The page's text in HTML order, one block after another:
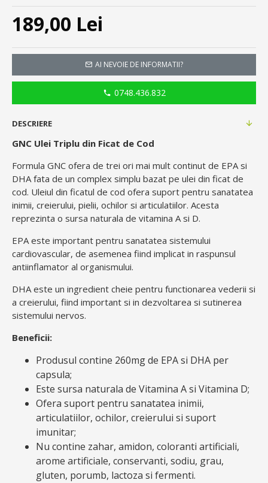
189,00 Lei
AI NEVOIE DE INFORMATII?
0748.436.832
DESCRIERE
GNC Ulei Triplu din Ficat de Cod
Formula GNC ofera de trei ori mai mult continut de EPA si
DHA fata de un complex simplu bazat pe ulei din ficat de
cod. Uleiul din ficatul de cod ofera suport pentru sanatatea
inimii, creierului, pielii, ochilor si articulatiilor. Acesta
reprezinta o sursa naturala de vitamina A si D.
EPA este important pentru sanatatea sistemului
cardiovascular, de asemenea fiind implicat in raspunsul
antiinflamator al organismului.
DHA este un ingredient cheie pentru functionarea vederii si
a creierului, fiind important si in dezvoltarea si sutinerea
sistemului nervos.
Beneficii:
Produsul contine 260mg de EPA si DHA per
capsula;
Este sursa naturala de Vitamina A si Vitamina D;
Ofera suport pentru sanatatea inimii,
articulatiilor, ochilor, creierului si suport
imunitar;
Nu contine zahar, amidon, coloranti artificiali,
arome artificiale, conservanti, sodiu, grau,
gluten, porumb, lactoza si fermenti.